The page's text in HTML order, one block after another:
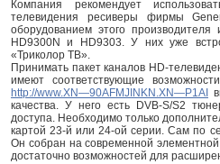
Компания рекомендует
телевидения ресиверы фирмы
оборудованием этого
HD9300N и HD9303. У них уже
«Триколор ТВ».
Принимать пакет каналов HD-
имеют соответствующие
http://www.XN—90AFMJINKN.XN—P1AI
качества. У него есть DVB-S/S2
доступа. Необходимо только
картой 23-й или 24-ой серии. Сам по
Он собран на современной
достаточно возможностей для